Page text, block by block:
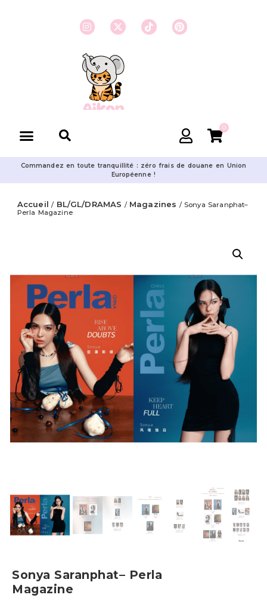
0
Commandez en toute tranquillité : zéro frais de douane en Union
Européenne !
Accueil / BL/GL/DRAMAS / Magazines / Sonya Saranphat–
Perla Magazine
Sonya Saranphat– Perla
Magazine